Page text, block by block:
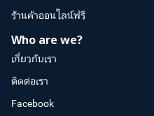
ร้านค้าออนไลน์ฟรี
Who are we?
เกี่ยวกับเรา
ติดต่อเรา
Facebook